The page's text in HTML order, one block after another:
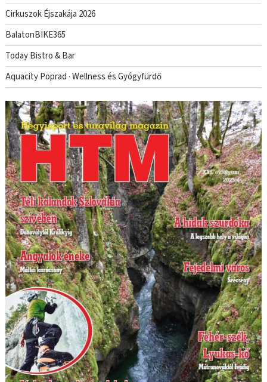
Cirkuszok Éjszakája 2026
BalatonBIKE365
Today Bistro & Bar
Aquacity Poprad · Wellness és Gyógyfürdő